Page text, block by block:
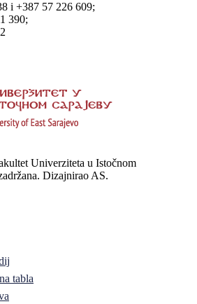
i +387 57 226 609;
390;
Univerziteta u Istočnom
Dizajnirao AS.
tabla